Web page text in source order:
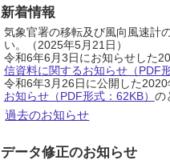
新着情報
気象官署の移転及び風向風速計
い。（2025年5月21日）
令和6年6月3日にお知らせした
信資料に関するお知らせ（PDF
令和6年3月26日に公開した
お知らせ（PDF形式：62KB） の
過去のお知らせ
データ修正のお知らせ